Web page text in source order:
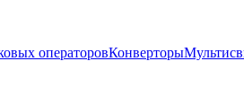
операторовКонверторы